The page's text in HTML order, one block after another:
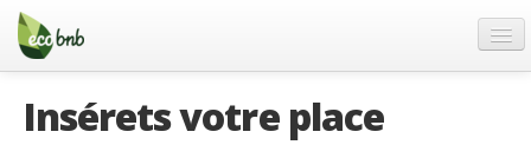
Menu
Skip
content
Offres Spéciales
Insérets votre place